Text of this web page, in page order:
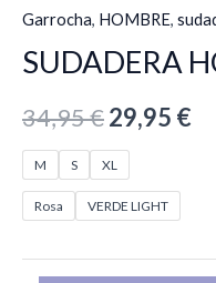
Garrocha, HOMBRE,
SUDADERA
34,95€29,95 €
M S XL
Rosa VERDE LIGHT